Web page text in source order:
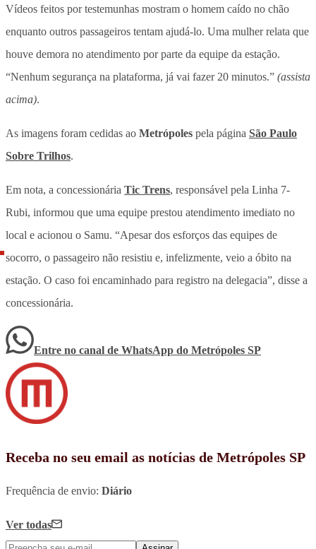
Vídeos feitos por testemunhas mostram o homem caído no chão
enquanto outros passageiros tentam ajudá-lo. Uma mulher relata que
houve demora no atendimento por parte da equipe da estação.
“Nenhum segurança na plataforma, já vai fazer 20 minutos.” (assista
acima).
As imagens foram cedidas ao Metrópoles pela página São Paulo
Sobre Trilhos.
Em nota, a concessionária Tic Trens, responsável pela Linha 7-
Rubi, informou que uma equipe prestou atendimento imediato no
local e acionou o Samu. “Apesar dos esforços das equipes de
socorro, o passageiro não resistiu e, infelizmente, veio a óbito na
estação. O caso foi encaminhado para registro na delegacia”, disse a
concessionária.
Entre no canal de WhatsApp do Metrópoles SP
Receba no seu email as notícias de Metrópoles SP
Frequência de envio: Diário
Ver todas